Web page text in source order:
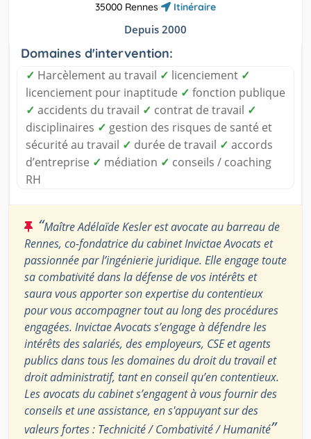
35000 Rennes
Itinéraire
Depuis 2000
Domaines d'intervention:
✓ Harcèlement au travail ✓ licenciement ✓
licenciement pour inaptitude ✓ fonction publique
✓ accidents du travail ✓ contrat de travail ✓
disciplinaires ✓ gestion des risques de santé et
sécurité au travail ✓ durée de travail ✓ accords
d’entreprise ✓ médiation ✓ conseils / coaching
RH
“Maître Adélaïde Kesler est avocate au barreau de
Rennes, co-fondatrice du cabinet Invictae Avocats et
passionnée par l’ingénierie juridique. Elle engage toute
sa combativité dans la défense de vos intérêts et
saura vous apporter son expertise du contentieux
pour vous accompagner tout au long des procédures
engagées. Invictae Avocats s’engage à défendre les
intérêts des salariés, des employeurs, CSE et agents
publics dans tous les domaines du droit du travail et
droit administratif, tant en conseil qu’en contentieux.
Les avocats du cabinet s’engagent à vous fournir des
conseils et une assistance, en s'appuyant sur des
valeurs fortes : Technicité / Combativité / Humanité”